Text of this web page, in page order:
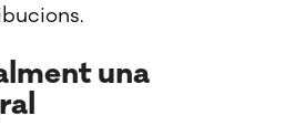
una